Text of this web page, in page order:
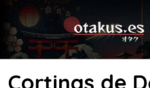
content
Cortinas de